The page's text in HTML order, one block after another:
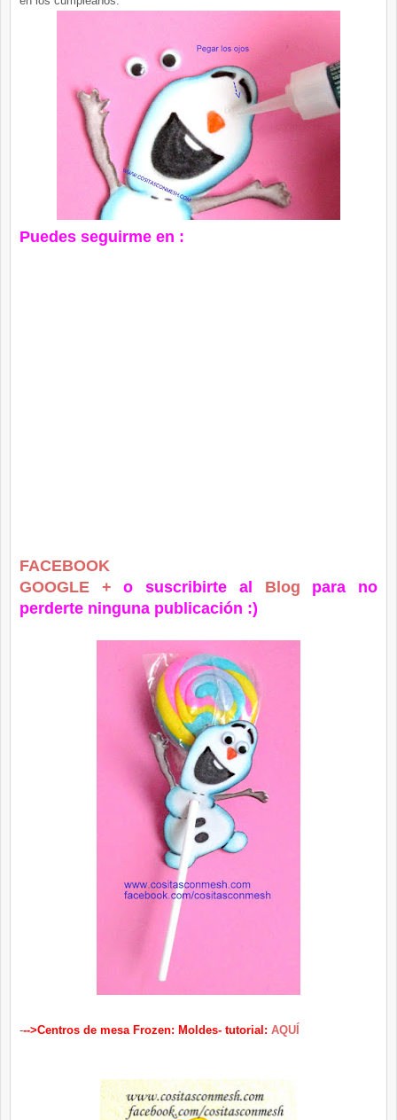
Puedes seguirme en :
FACEBOOK
GOOGLE + o suscribirte al Blog para no
perderte ninguna publicación :)
--->Centros de mesa Frozen: Moldes- tutorial: AQUÍ